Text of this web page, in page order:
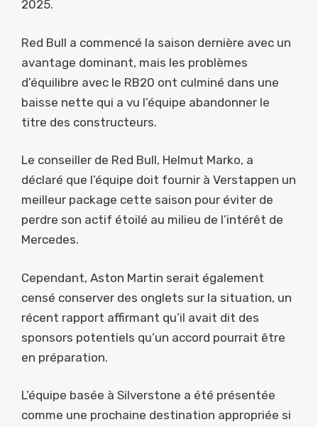
2025.
Red Bull a commencé la saison dernière avec un
avantage dominant, mais les problèmes
d’équilibre avec le RB20 ont culminé dans une
baisse nette qui a vu l’équipe abandonner le
titre des constructeurs.
Le conseiller de Red Bull, Helmut Marko, a
déclaré que l’équipe doit fournir à Verstappen un
meilleur package cette saison pour éviter de
perdre son actif étoilé au milieu de l’intérêt de
Mercedes.
Cependant, Aston Martin serait également
censé conserver des onglets sur la situation, un
récent rapport affirmant qu’il avait dit des
sponsors potentiels qu’un accord pourrait être
en préparation.
L’équipe basée à Silverstone a été présentée
comme une prochaine destination appropriée si